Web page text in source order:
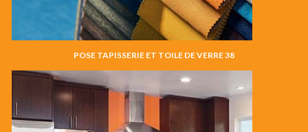
POSE TAPISSERIE ET TOILE DE VERRE 38